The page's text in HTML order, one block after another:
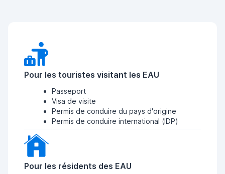
Pour les touristes visitant les EAU
Passeport
Visa de visite
Permis de conduire du pays d'origine
Permis de conduire international (IDP)
Pour les résidents des EAU